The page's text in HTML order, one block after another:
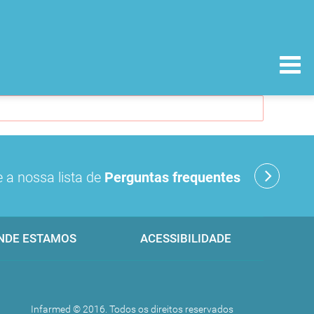
a nossa lista de Perguntas frequentes
ESTAMOS ACESSIBILIDADE
Infarmed © 2016. Todos os direitos reservados